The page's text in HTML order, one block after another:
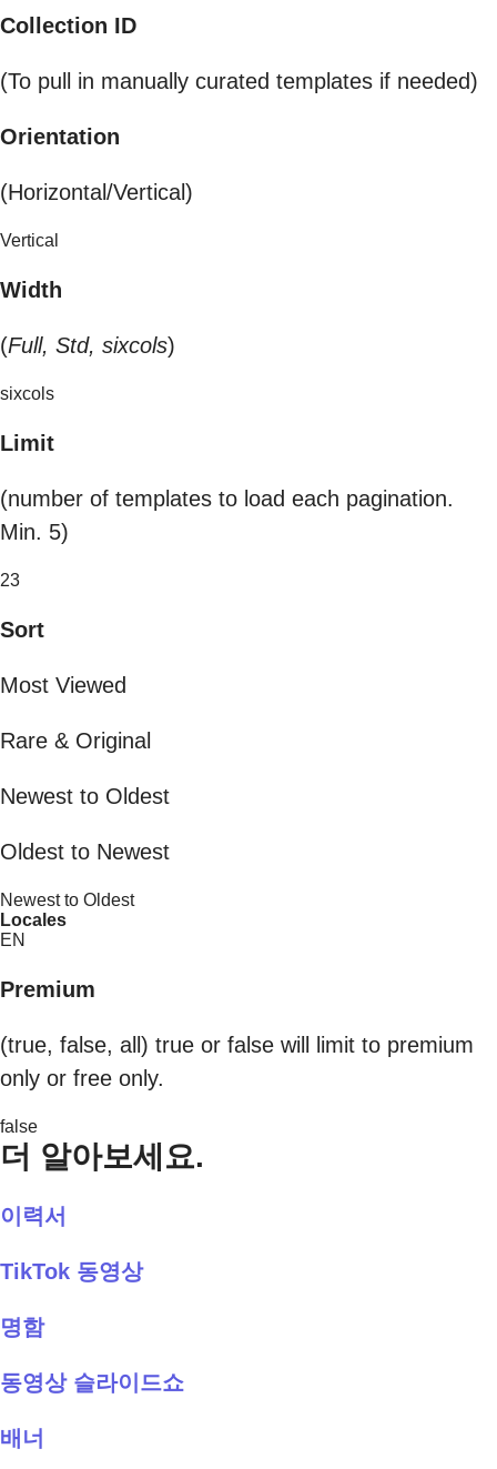
Collection ID
(To pull in manually curated templates if needed)
Orientation
(Horizontal/Vertical)
Vertical
Width
(Full, Std, sixcols)
sixcols
Limit
(number of templates to load each pagination.
Min. 5)
23
Sort
Most Viewed
Rare & Original
Newest to Oldest
Oldest to Newest
Newest to Oldest
Locales
EN
Premium
(true, false, all) true or false will limit to premium
only or free only.
false
더 알아보세요.
이력서
TikTok 동영상
명함
동영상 슬라이드쇼
배너